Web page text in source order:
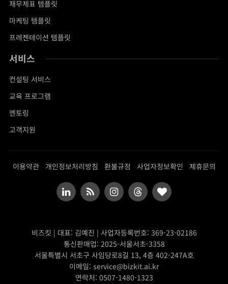
재무제표 템플릿
마케팅 템플릿
프레젠테이션 템플릿
서비스
컨설팅 서비스
교육 프로그램
멘토링
고객지원
비즈킷 | 대표: 김예진 | 사업자등록번호: 369-23-02186
통신판매업: 2025-서울서초-3358
서울특별시 서초구 사임당로8길 13, 4층 402-247A호
이메일: service@bizkit.ai.kr
연락처: 0507-1480-1323
이용약관 개인정보처리방침 환불규정 사업자정보확인 제휴문의
LinkedInRSS InstagramThreadsBlogLovin